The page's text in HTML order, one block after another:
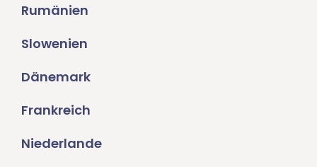
Rumänien
Slowenien
Dänemark
Frankreich
Niederlande